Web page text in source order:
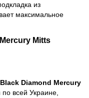
из
максимальное
Mitts
Diamond Mercury
всей Украине,